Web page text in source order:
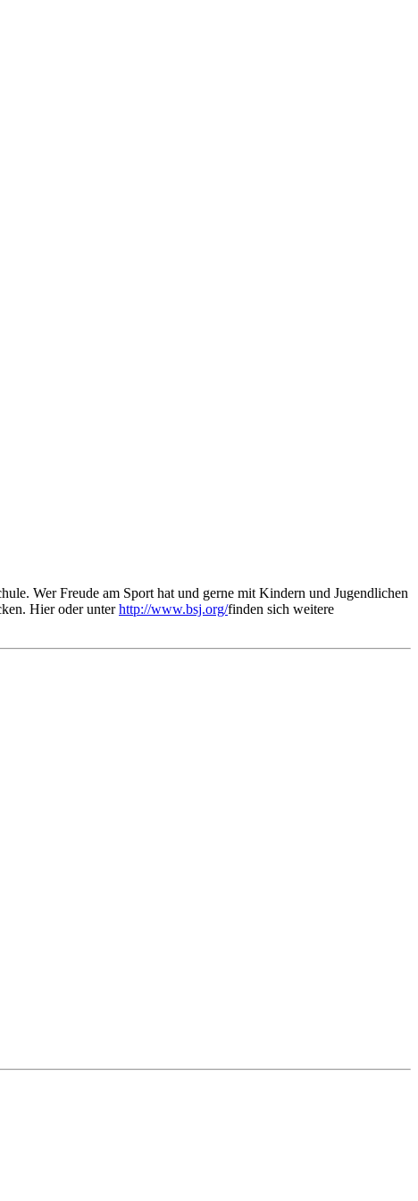
Wer Freude am Sport hat und gerne mit Kindern und Jugendlichen
Hier oder unterhttp://www.bsj.org/finden sich weitere